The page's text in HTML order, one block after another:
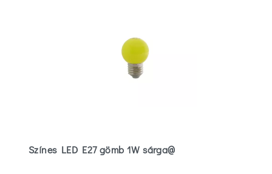
Színes LED E27 gömb 1W sárga@